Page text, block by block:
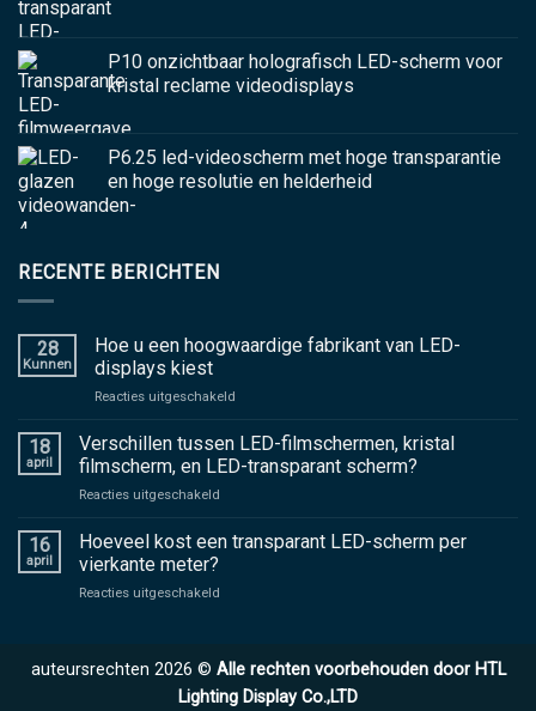
P10 onzichtbaar holografisch LED-scherm voor
kristal reclame videodisplays
P6.25 led-videoscherm met hoge transparantie
en hoge resolutie en helderheid
RECENTE BERICHTEN
28
Kunnen
Hoe u een hoogwaardige fabrikant van LED-
displays kiest
Reacties uitgeschakeld
u
een
hoogwaardige
LED-
18
april
Verschillen tussen LED-filmschermen, kristal
filmscherm, en LED-transparant scherm?
Reacties uitgeschakeld
tussen
transparant
scherm?
16
april
Hoeveel kost een transparant LED-scherm per
vierkante meter?
Reacties uitgeschakeld
transparant
LED-
auteursrechten 2026 © Alle rechten voorbehouden door HTL
Lighting Display Co.,LTD